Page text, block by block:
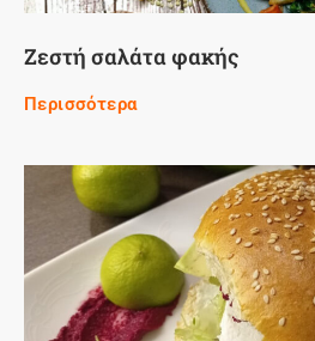
Ζεστή σαλάτα φακής
Περισσότερα